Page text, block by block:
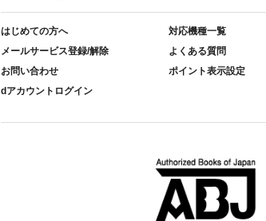
はじめての方へ
対応機種一覧
メールサービス登録/解除
よくある質問
お問い合わせ
ポイント表示設定
dアカウントログイン